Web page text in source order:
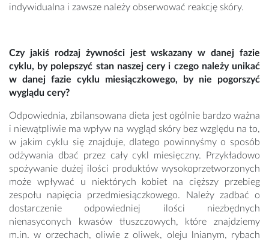
indywidualna i zawsze należy obserwować reakcję skóry.
Czy jakiś rodzaj żywności jest wskazany w danej fazie
cyklu, by polepszyć stan naszej cery i czego należy unikać
w danej fazie cyklu miesiączkowego, by nie pogorszyć
wyglądu cery?
Odpowiednia, zbilansowana dieta jest ogólnie bardzo ważna
i niewątpliwie ma wpływ na wygląd skóry bez względu na to,
w jakim cyklu się znajduje, dlatego powinnyśmy o sposób
odżywania dbać przez cały cykl miesięczny. Przykładowo
spożywanie dużej ilości produktów wysokoprzetworzonych
może wpływać u niektórych kobiet na cięższy przebieg
zespołu napięcia przedmiesiączkowego. Należy zadbać o
dostarczenie odpowiedniej ilości niezbędnych
nienasyconych kwasów tłuszczowych, które znajdziemy
m.in. w orzechach, oliwie z oliwek, oleju lnianym, rybach